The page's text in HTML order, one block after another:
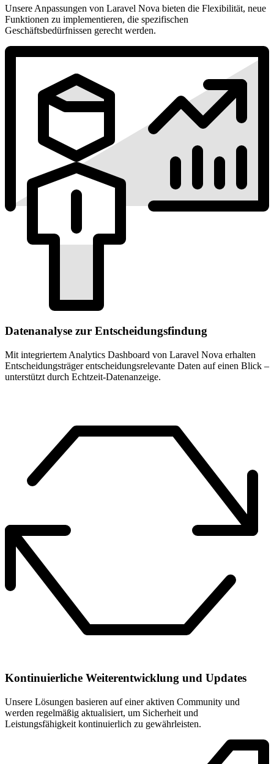
Unsere Anpassungen von Laravel Nova bieten die Flexibilität, neue
Funktionen zu implementieren, die spezifischen
Geschäftsbedürfnissen gerecht werden.
Datenanalyse zur Entscheidungsfindung
Mit integriertem Analytics Dashboard von Laravel Nova erhalten
Entscheidungsträger entscheidungsrelevante Daten auf einen Blick –
unterstützt durch Echtzeit-Datenanzeige.
Kontinuierliche Weiterentwicklung und Updates
Unsere Lösungen basieren auf einer aktiven Community und
werden regelmäßig aktualisiert, um Sicherheit und
Leistungsfähigkeit kontinuierlich zu gewährleisten.